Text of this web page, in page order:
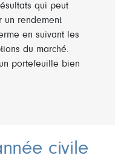
qui peut
un rendement
en suivant les
du marché.
portefeuille bien
civile